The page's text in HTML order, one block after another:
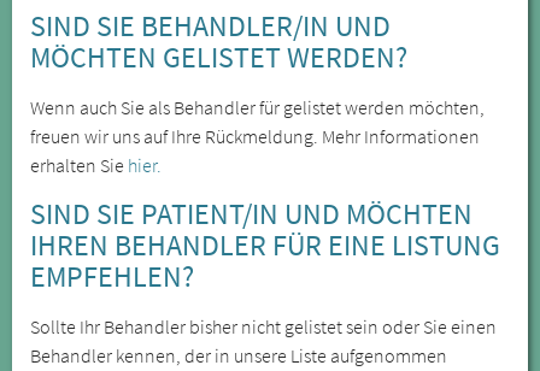
SIND SIE BEHANDLER/IN UND
MÖCHTEN GELISTET WERDEN?
Wenn auch Sie als Behandler für gelistet werden möchten,
freuen wir uns auf Ihre Rückmeldung. Mehr Informationen
erhalten Sie hier.
SIND SIE PATIENT/IN UND MÖCHTEN
IHREN BEHANDLER FÜR EINE LISTUNG
EMPFEHLEN?
Sollte Ihr Behandler bisher nicht gelistet sein oder Sie einen
Behandler kennen, der in unsere Liste aufgenommen